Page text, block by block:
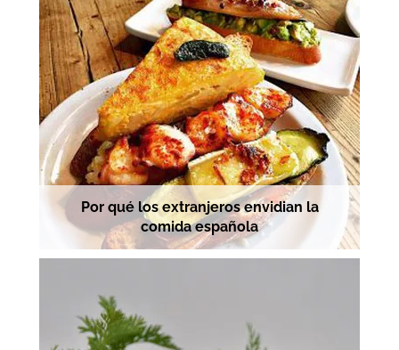
Por qué los extranjeros envidian la
comida española